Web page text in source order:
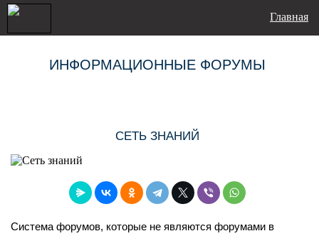
Главная
ИНФОРМАЦИОННЫЕ ФОРУМЫ
СЕТЬ ЗНАНИЙ
Система форумов, которые не являются форумами в